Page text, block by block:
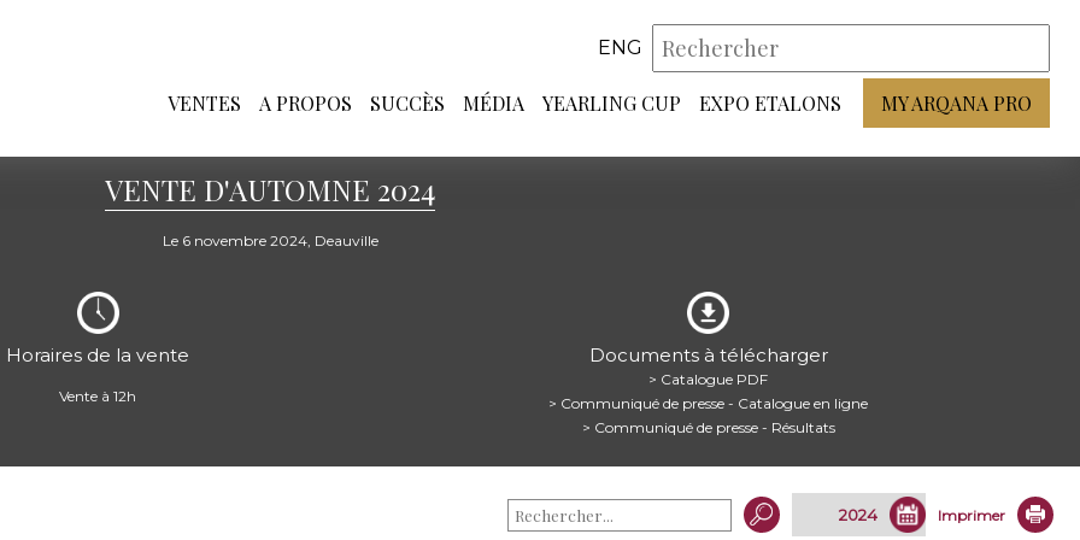
ENG
VENTES A PROPOS SUCCÈS MÉDIA YEARLING CUP EXPO ETALONS MY ARQANA PRO
VENTE D'AUTOMNE 2024
Le 6 novembre 2024, Deauville
Horaires de la vente
Vente à 12h
Documents à télécharger
> Catalogue PDF
> Communiqué de presse - Catalogue en ligne
> Communiqué de presse - Résultats
Imprimer